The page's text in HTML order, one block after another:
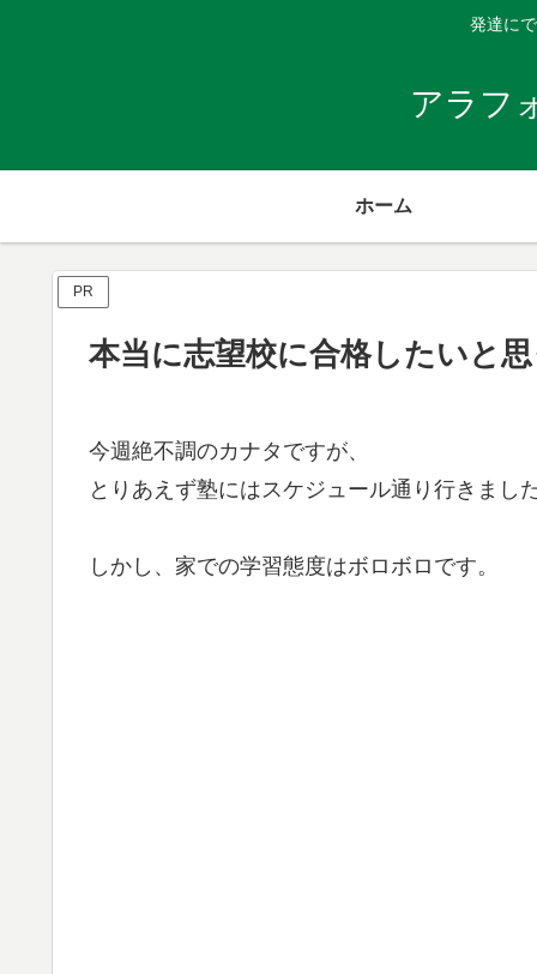
発達に
アラフ
ホーム
PR
本当に志望校に合格したいと
今週絶不調のカナタですが、
とりあえず塾にはスケジュール通り行きました
しかし、家での学習態度はボロボロです。